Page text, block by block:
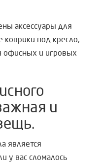
аксессуары для
под кресло,
офисных и игровых
и
является
у вас сломалось